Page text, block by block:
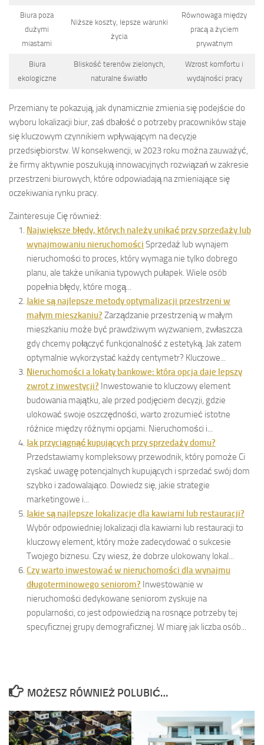
Biura poza
dużymi
miastami
Niższe koszty, lepsze warunki
życia
Równowaga między
pracą a życiem
prywatnym
Biura
ekologiczne
Bliskość terenów zielonych,
naturalne światło
Wzrost komfortu i
wydajności pracy
Przemiany te pokazują, jak dynamicznie zmienia się podejście do
wyboru lokalizacji biur, zaś dbałość o potrzeby pracowników staje
się kluczowym czynnikiem wpływającym na decyzje
przedsiębiorstw. W konsekwencji, w 2023 roku można zauważyć,
że firmy aktywnie poszukują innowacyjnych rozwiązań w zakresie
przestrzeni biurowych, które odpowiadają na zmieniające się
oczekiwania rynku pracy.
Zainteresuje Cię również:
Największe błędy, których należy unikać przy sprzedaży lub
wynajmowaniu nieruchomości Sprzedaż lub wynajem
nieruchomości to proces, który wymaga nie tylko dobrego
planu, ale także unikania typowych pułapek. Wiele osób
popełnia błędy, które mogą...
Jakie są najlepsze metody optymalizacji przestrzeni w
małym mieszkaniu? Zarządzanie przestrzenią w małym
mieszkaniu może być prawdziwym wyzwaniem, zwłaszcza
gdy chcemy połączyć funkcjonalność z estetyką. Jak zatem
optymalnie wykorzystać każdy centymetr? Kluczowe...
Nieruchomości a lokaty bankowe: która opcja daje lepszy
zwrot z inwestycji? Inwestowanie to kluczowy element
budowania majątku, ale przed podjęciem decyzji, gdzie
ulokować swoje oszczędności, warto zrozumieć istotne
różnice między różnymi opcjami. Nieruchomości i...
Jak przyciągnąć kupujących przy sprzedaży domu?
Przedstawiamy kompleksowy przewodnik, który pomoże Ci
zyskać uwagę potencjalnych kupujących i sprzedać swój dom
szybko i zadowalająco. Dowiedz się, jakie strategie
marketingowe i...
Jakie są najlepsze lokalizacje dla kawiarni lub restauracji?
Wybór odpowiedniej lokalizacji dla kawiarni lub restauracji to
kluczowy element, który może zadecydować o sukcesie
Twojego biznesu. Czy wiesz, że dobrze ulokowany lokal...
Czy warto inwestować w nieruchomości dla wynajmu
długoterminowego seniorom? Inwestowanie w
nieruchomości dedykowane seniorom zyskuje na
popularności, co jest odpowiedzią na rosnące potrzeby tej
specyficznej grupy demograficznej. W miarę jak liczba osób...
MOŻESZ RÓWNIEŻ POLUBIĆ…